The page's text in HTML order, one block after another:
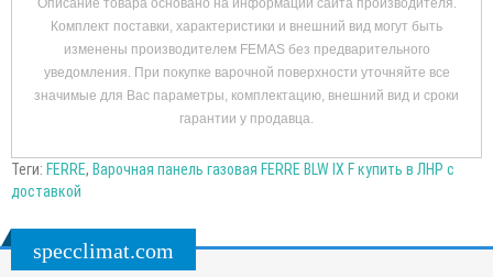
Описание товара основано на информации сайта производителя.
Комплект поставки, характеристики и внешний вид могут быть
изменены производителем FEMAS без предварительного
уведомления. При покупке варочной поверхности уточняйте все
значимые для Вас параметры, комплектацию, внешний вид и сроки
гарантии у продавца.
Теги: FERRE, Варочная панель газовая FERRE BLW IX F купить в ЛНР с
доставкой
specclimat.com